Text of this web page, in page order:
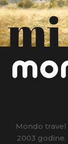
mi
Mondo
2003